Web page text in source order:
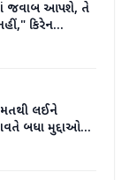
જવાબ આપશે, તે
કિરેન
કર્યા
લઈને
બધા મુદ્દાઓ